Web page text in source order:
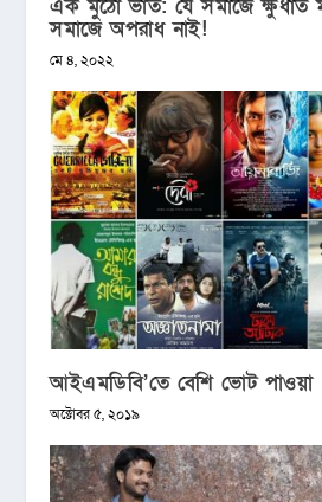
এক মুঠো ভাত: যে সমাজে ক্ষুধার্ত
সমাজে অপরাধ নাই!
মে ৪, ২০২২
আইএমডিবি’তে বেশি ভোট পাওয়া
অক্টোবর ৫, ২০১৯